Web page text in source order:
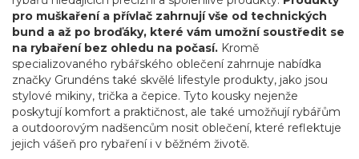
pro muškaření a přívlač zahrnují vše od technických
bund a až po broďáky, které vám umožní soustředit se
na rybaření bez ohledu na počasí. Kromě
specializovaného rybářského oblečení zahrnuje nabídka
značky Grundéns také skvělé lifestyle produkty, jako jsou
stylové mikiny, trička a čepice. Tyto kousky nejenže
poskytují komfort a praktičnost, ale také umožňují rybářům
a outdoorovým nadšencům nosit oblečení, které reflektuje
jejich vášeň pro rybaření i v běžném životě.